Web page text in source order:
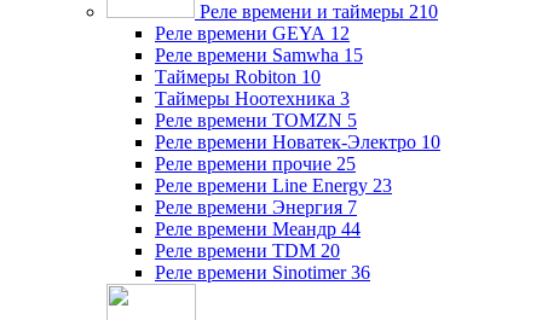
Реле времени и таймеры 210
Реле времени GEYA 12
Реле времени Samwha 15
Таймеры Robiton 10
Таймеры Ноотехника 3
Реле времени TOMZN 5
Реле времени Новатек-Электро 10
Реле времени прочие 25
Реле времени Line Energy 23
Реле времени Энергия 7
Реле времени Меандр 44
Реле времени TDM 20
Реле времени Sinotimer 36